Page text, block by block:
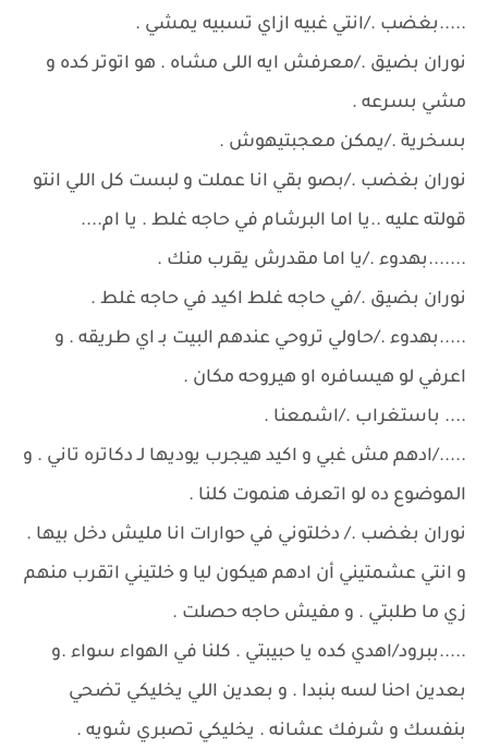
.....بغضب ./انتي غبيه ازاي تسبيه يمشي .
نوران بضيق ./معرفش ايه اللى مشاه . هو اتوتر كده و
مشي بسرعه .
بسخرية ./يمكن معجبتيهوش .
نوران بغضب ./بصو بقي انا عملت و لبست كل اللي انتو
قولته عليه ..يا اما البرشام في حاجه غلط . يا ام....
.......بهدوء ./يا اما مقدرش يقرب منك .
نوران بضيق ./في حاجه غلط اكيد في حاجه غلط .
.....بهدوء ./حاولي تروحي عندهم البيت بـ اي طريقه . و
اعرفي لو هيسافره او هيروحه مكان .
.... باستغراب ./اشمعنا .
...../ادهم مش غبي و اكيد هيجرب يوديها لـ دكاتره تاني . و
الموضوع ده لو اتعرف هنموت كلنا .
نوران بغضب ./ دخلتوني في حوارات انا مليش دخل بيها .
و انتي عشمتيني أن ادهم هيكون ليا و خلتيني اتقرب منهم
زي ما طلبتي . و مفيش حاجه حصلت .
.....ببرود/اهدي كده يا حبيبتي . كلنا في الهواء سواء .و
بعدين احنا لسه بنبدا . و بعدين اللي يخليكي تضحي
بنفسك و شرفك عشانه . يخليكي تصبري شويه .